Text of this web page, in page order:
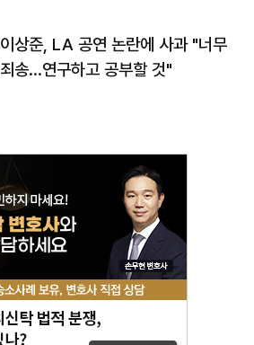
이상준, LA 공연 논란에 사과 "너무
죄송…연구하고 공부할 것"